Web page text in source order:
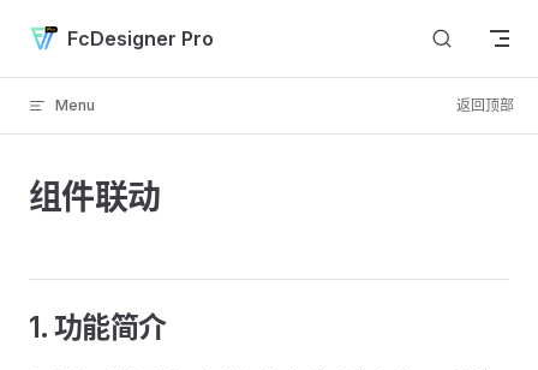
Skip to content
FcDesigner Pro
Menu 返回顶部
组件联动
1. 功能简介